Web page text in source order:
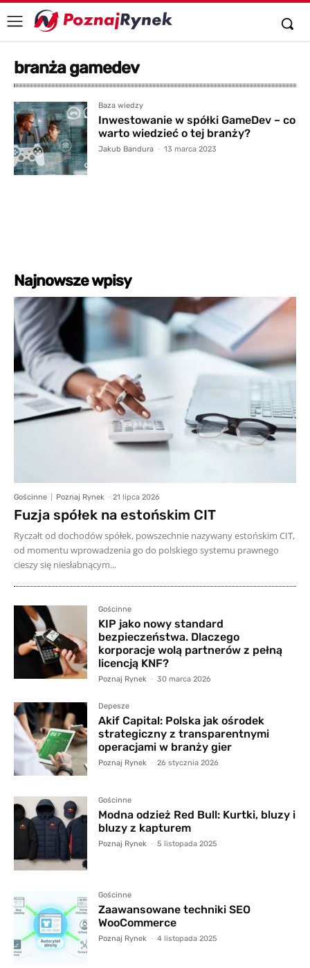
branża gamedev
Baza wiedzy
Inwestowanie w spółki GameDev – co
warto wiedzieć o tej branży?
Jakub Bandura - 13 marca 2023
Najnowsze wpisy
Gościnne Poznaj Rynek - 21 lipca 2026
Fuzja spółek na estońskim CIT
Ryczałt od dochodów spółek, powszechnie nazywany estońskim CIT,
od momentu wprowadzenia go do polskiego systemu prawnego
cieszy się niesłabnącym...
Gościnne
KIP jako nowy standard
bezpieczeństwa. Dlaczego
korporacje wolą partnerów z pełną
licencją KNF?
Poznaj Rynek - 30 marca 2026
Depesze
Akif Capital: Polska jak ośrodek
strategiczny z transparentnymi
operacjami w branży gier
Poznaj Rynek - 26 stycznia 2026
Gościnne
Modna odzież Red Bull: Kurtki, bluzy i
bluzy z kapturem
Poznaj Rynek - 5 listopada 2025
Gościnne
Zaawansowane techniki SEO
WooCommerce
Poznaj Rynek - 4 listopada 2025